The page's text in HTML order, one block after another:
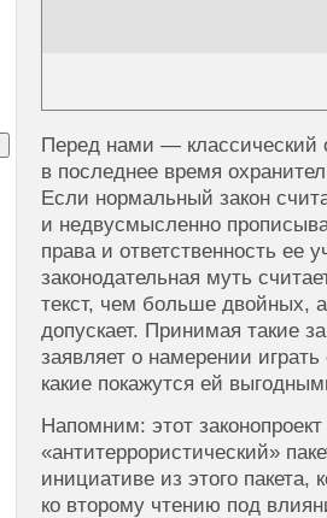
Перед нами — классический
в последнее время
Если нормальный закон
и недвусмысленно
права и ответственность ее
законодательная муть
текст, чем больше двойных,
допускает. Принимая такие
заявляет о намерении
какие покажутся ей
Напомним: этот
«антитеррористический»
инициативе из этого пакета,
ко второму чтению под